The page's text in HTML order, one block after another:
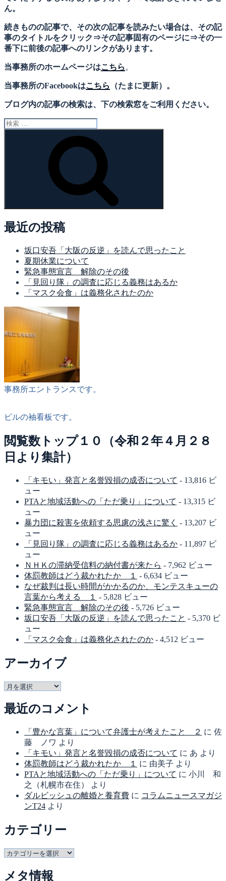
ん。
続きものの記事で、その次の記事を読みたい場合は、その記
事のタイトルをクリック⇒その記事固有のページに⇒その一
番下に前後の記事へのリンクがあります。
当事務所のホームページはこちら 。
当事務所のFacebookはこちら （たまに更新）。
ブログ内の記事の検索は、下の検索窓をご利用ください。
検
最近の投稿
坂口安吾「大阪の反逆」を読んで思ったこと
夏期休業について
緊急事態宣言 解除のその後
「見回り隊」の調査に応じる義務はあるか
「マスク会食」は義務化されたのか
事務所エントランスです。
ビルの袖看板です。
閲覧数トップ１０（令和２年４月２８
日より集計）
「キモい」発言と名誉毀損の成否について - 13,816 ビ
ュー
PTAと地域活動への「ただ乗り」について - 13,315 ビ
ュー
暴力団に殺害を依頼する思慮の浅さに驚く - 13,207 ビ
ュー
「見回り隊」の調査に応じる義務はあるか - 11,897 ビ
ュー
ＮＨＫの滞納受信料の納付書が来たら - 7,962 ビュー
体罰教師はどう裁かれたか １
- 6,634 ビュー
なぜ裁判は長い時間がかかるのか、モンテスキューの
言葉から考える １
- 5,828 ビュー
緊急事態宣言 解除のその後 - 5,726 ビュー
坂口安吾「大阪の反逆」を読んで思ったこと - 5,370 ビ
ュー
「マスク会食」は義務化されたのか - 4,512 ビュー
アーカイブ
ア
カ
最近のコメント
「豊かな言葉」について弁護士が考えたこと ２ に 佐
藤 ノワ より
「キモい」発言と名誉毀損の成否について に あ より
体罰教師はどう裁かれたか １
に 由美子 より
PTAと地域活動への「ただ乗り」について に 小川 和
之（札幌市在住）
より
ダルビッシュの離婚と養育費 に コラムニュースマガジ
ンT24 より
カテゴリー
カ
ゴ
メタ情報